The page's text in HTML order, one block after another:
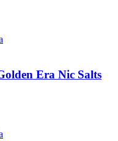
Era Nic Salts